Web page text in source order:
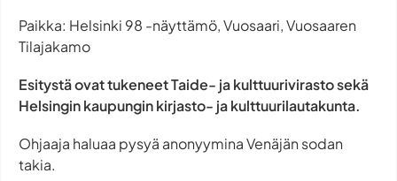
Paikka: Helsinki 98 -näyttämö, Vuosaari, Vuosaaren
Tilajakamo
Esitystä ovat tukeneet Taide- ja kulttuurivirasto sekä
Helsingin kaupungin kirjasto- ja kulttuurilautakunta.
Ohjaaja haluaa pysyä anonyymina Venäjän sodan
takia.